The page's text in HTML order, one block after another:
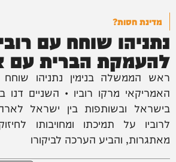
מדינת חסות?
נתניהו שוחח עם
להעמקת הברית עם
ראש הממשלה בנימין נתניהו
האמריקאי מרקו רוביו • השניים דנו
בישראל ובשותפות בין ישראל
לרוביו על תמיכתו ומחויבותו
מאתגרות, והביע הערכה לביקורו